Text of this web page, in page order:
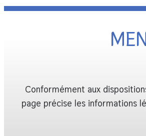
Conformément aux
page précise les informations